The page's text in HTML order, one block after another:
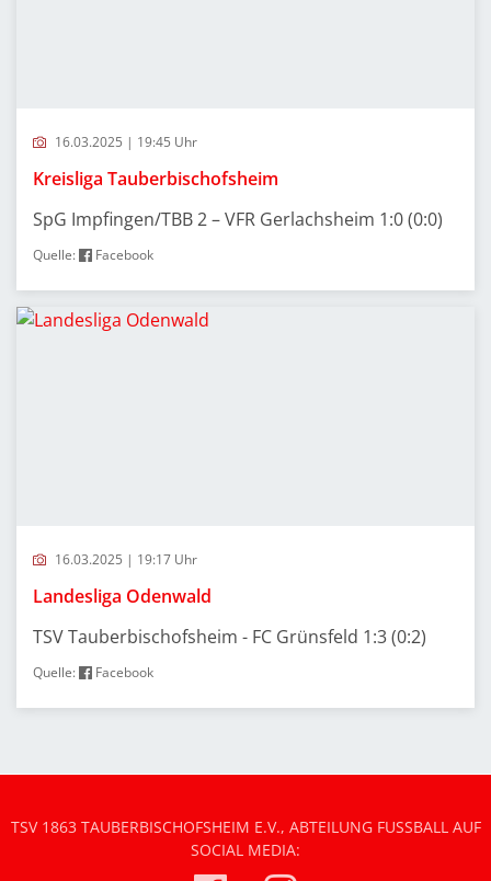
16.03.2025 | 19:45 Uhr
Kreisliga Tauberbischofsheim
SpG Impfingen/TBB 2 – VFR Gerlachsheim 1:0 (0:0)
Quelle: Facebook
16.03.2025 | 19:17 Uhr
Landesliga Odenwald
TSV Tauberbischofsheim - FC Grünsfeld 1:3 (0:2)
Quelle: Facebook
TSV 1863 TAUBERBISCHOFSHEIM E.V., ABTEILUNG FUSSBALL AUF S
OCIAL MEDIA: